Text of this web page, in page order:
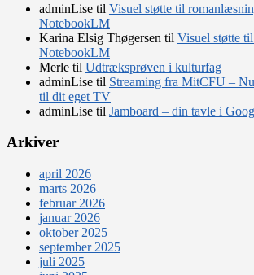
adminLise til Visuel støtte til
NotebookLM
Karina Elsig Thøgersen til Visuel støtte
NotebookLM
Merle til Udtræksprøven i kulturfag
adminLise til Streaming fra MitCFU –
til dit eget TV
adminLise til Jamboard – din tavle i
Arkiver
april 2026
marts 2026
februar 2026
januar 2026
oktober 2025
september 2025
juli 2025